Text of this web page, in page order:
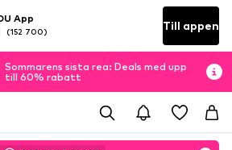
App
(152 700) Till appen
Sommarens sista rea: Deals med upp
till 60% rabatt